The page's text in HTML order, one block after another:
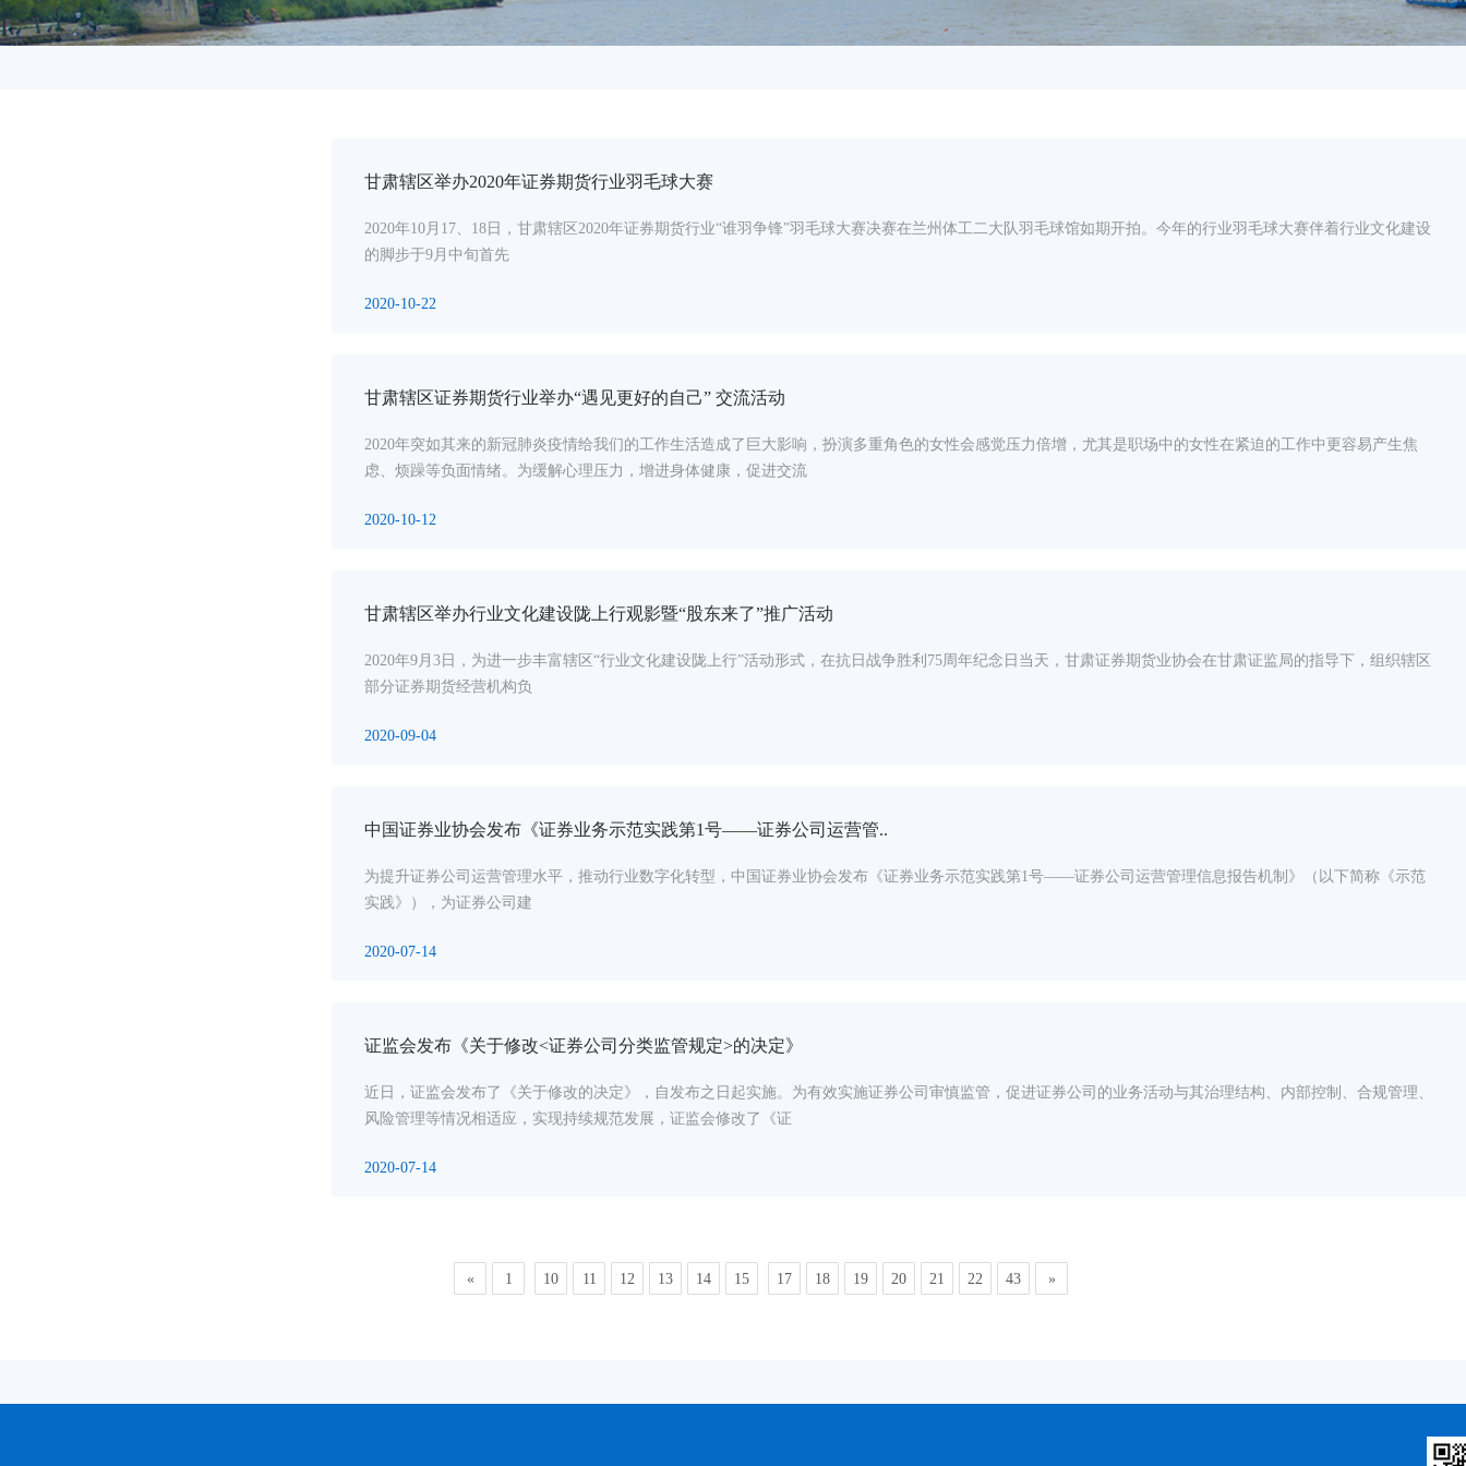
甘肃辖区举办2020年证券期货行业羽毛球大赛
2020年10月17、18日，甘肃辖区2020年证券期货行业“谁羽争锋”羽毛球大赛决赛在兰州体工二大队羽毛球馆如期开拍。今年的行业羽毛球大赛伴着行业文化建设
的脚步于9月中旬首先
2020-10-22
甘肃辖区证券期货行业举办“遇见更好的自己” 交流活动
2020年突如其来的新冠肺炎疫情给我们的工作生活造成了巨大影响，扮演多重角色的女性会感觉压力倍增，尤其是职场中的女性在紧迫的工作中更容易产生焦
虑、烦躁等负面情绪。为缓解心理压力，增进身体健康，促进交流
2020-10-12
甘肃辖区举办行业文化建设陇上行观影暨“股东来了”推广活动
2020年9月3日，为进一步丰富辖区“行业文化建设陇上行”活动形式，在抗日战争胜利75周年纪念日当天，甘肃证券期货业协会在甘肃证监局的指导下，组织辖区
部分证券期货经营机构负
2020-09-04
中国证券业协会发布《证券业务示范实践第1号——证券公司运营管..
为提升证券公司运营管理水平，推动行业数字化转型，中国证券业协会发布《证券业务示范实践第1号——证券公司运营管理信息报告机制》（以下简称《示范
实践》），为证券公司建
2020-07-14
证监会发布《关于修改<证券公司分类监管规定>的决定》
近日，证监会发布了《关于修改的决定》，自发布之日起实施。为有效实施证券公司审慎监管，促进证券公司的业务活动与其治理结构、内部控制、合规管理、
风险管理等情况相适应，实现持续规范发展，证监会修改了《证
2020-07-14
« 1 10 11 12 13 14 15 17 18 19 20 21 22 43 »